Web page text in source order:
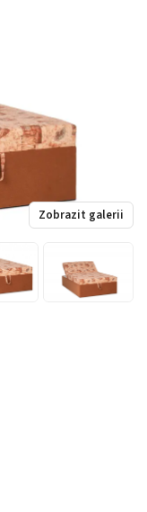
Zobrazit galerii